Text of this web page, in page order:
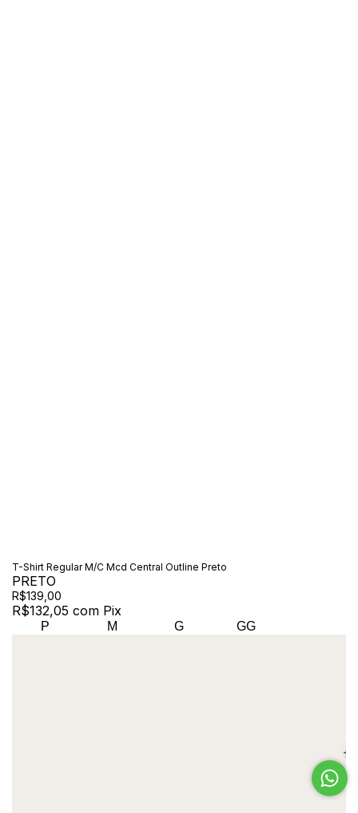
T-Shirt Regular M/C Mcd Central Outline Preto
PRETO
R$139,00
R$132,05 com Pix
P M G GG